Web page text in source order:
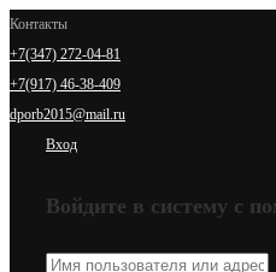
Контакты
+7(347) 272-04-81
+7(917) 46-38-409
dporb2015@mail.ru
Вход
Войдите в систему с